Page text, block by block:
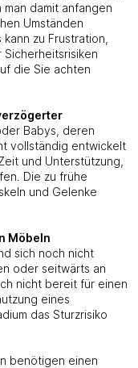
damit anfangen
Umständen
zu Frustration,
die Sie achten
Babys, deren
vollständig entwickelt
und Unterstützung,
Die zu frühe
und Gelenke
Möbeln
sich noch nicht
oder seitwärts an
nicht bereit für einen
eines
das Sturzrisiko
benötigen einen